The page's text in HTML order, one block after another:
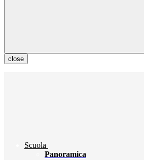
close
Scuola
Panoramica